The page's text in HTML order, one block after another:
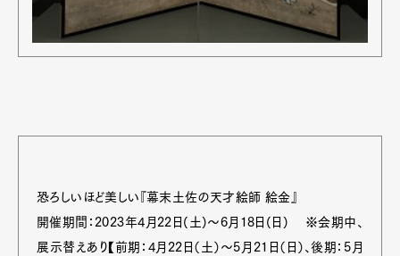
恐ろしいほど美しい『幕末土佐の天才絵師 絵金』
開催期間：2023年4月22日(土)〜6月18日(日) ※会期中、
展示替えあり【前期：4月22日（土）〜5月21日（日）、後期：5月